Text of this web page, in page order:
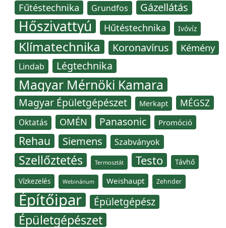
Fűtéstechnika Grundfos Gázellátás
Hőszivattyú Hűtéstechnika Ivóvíz
Klímatechnika Koronavírus Kémény
Lindab Légtechnika
Magyar Mérnöki Kamara
Magyar Épületgépészet Merkapt MÉGSZ
Oktatás OMÉN Panasonic Promóció
Rehau Siemens Szabványok
Szellőztetés Termosztát Testo Távhő
Vízkezelés Webinárium Weishaupt Zehnder
Építőipar Épületgépész
Épületgépészet